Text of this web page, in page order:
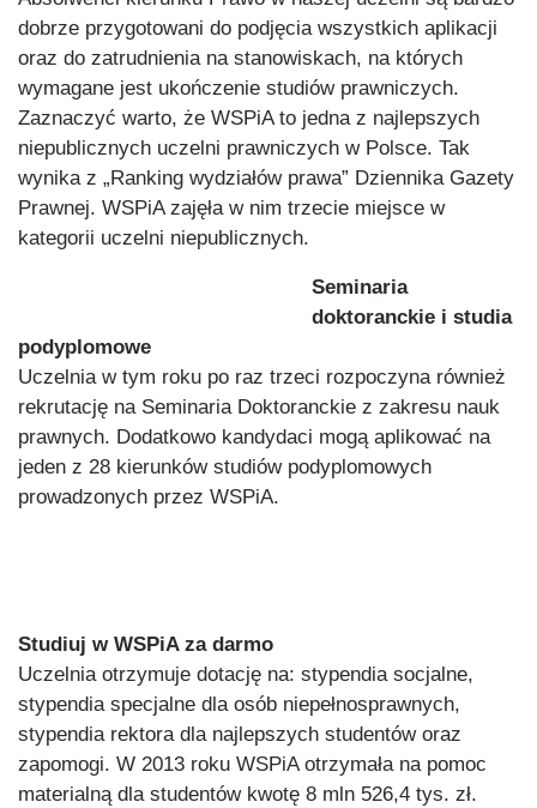
dobrze przygotowani do podjęcia wszystkich aplikacji
oraz do zatrudnienia na stanowiskach, na których
wymagane jest ukończenie studiów prawniczych.
Zaznaczyć warto, że WSPiA to jedna z najlepszych
niepublicznych uczelni prawniczych w Polsce. Tak
wynika z „Ranking wydziałów prawa” Dziennika Gazety
Prawnej. WSPiA zajęła w nim trzecie miejsce w
kategorii uczelni niepublicznych.
Seminaria
doktoranckie i studia
podyplomowe
Uczelnia w tym roku po raz trzeci rozpoczyna również
rekrutację na Seminaria Doktoranckie z zakresu nauk
prawnych. Dodatkowo kandydaci mogą aplikować na
jeden z 28 kierunków studiów podyplomowych
prowadzonych przez WSPiA.
Studiuj w WSPiA za darmo
Uczelnia otrzymuje dotację na: stypendia socjalne,
stypendia specjalne dla osób niepełnosprawnych,
stypendia rektora dla najlepszych studentów oraz
zapomogi. W 2013 roku WSPiA otrzymała na pomoc
materialną dla studentów kwotę 8 mln 526,4 tys. zł.